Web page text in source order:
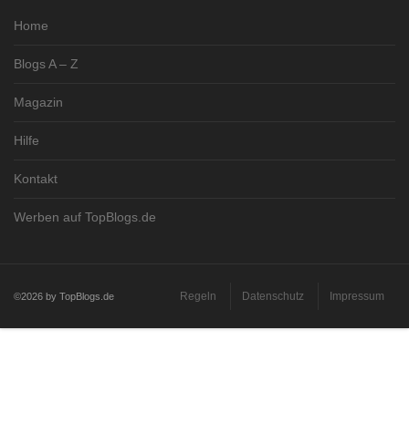
Home
Blogs A – Z
Magazin
Hilfe
Kontakt
Werben auf TopBlogs.de
©2026 by TopBlogs.de Regeln Datenschutz Impressum